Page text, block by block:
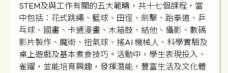
STEM及與工作有關的五大範疇，共十七個課程，當
中包括：花式跳繩、籃球、田徑、劍擊、跆拳道、乒
乓球、國畫、卡通漫畫、木箱鼓、結他、攝影、數碼
影片製作、魔術、扭氣球、搖AI 機械人、科學實驗及
桌上遊戲及基本煮食技巧。活動中，學生表現投入、
雀躍，並能培育興趣，發揮潛能，豐富生活及文化體